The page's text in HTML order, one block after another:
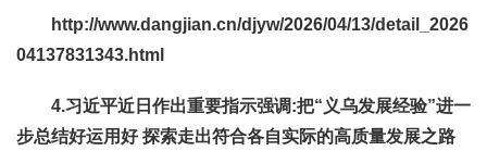
http://www.dangjian.cn/djyw/2026/04/13/detail_2026
04137831343.html
4.习近平近日作出重要指示强调:把“义乌发展经验”进一
步总结好运用好 探索走出符合各自实际的高质量发展之路